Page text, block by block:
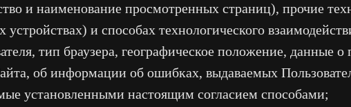
и наименование просмотренных страниц), прочие
и способах технологического
тип браузера, географическое положение, данные
об информации об ошибках, выдаваемых
установленными настоящим согласием способами;